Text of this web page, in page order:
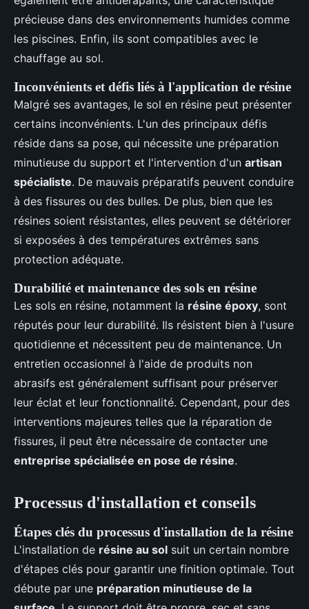
précieuse dans des environnements humides comme
les piscines. Enfin, ils sont compatibles avec le
chauffage au sol.
Inconvénients et défis liés à l'application de résine
Malgré ses avantages, le sol en résine peut présenter
certains inconvénients. L'un des principaux défis
réside dans sa pose, qui nécessite une préparation
minutieuse du support et l'intervention d'un artisan
spécialiste. De mauvais préparatifs peuvent conduire
à des fissures ou des bulles. De plus, bien que les
résines soient résistantes, elles peuvent se détériorer
si exposées à des températures extrêmes sans
protection adéquate.
Durabilité et maintenance des sols en résine
Les sols en résine, notamment la résine époxy, sont
réputés pour leur durabilité. Ils résistent bien à l'usure
quotidienne et nécessitent peu de maintenance. Un
entretien occasionnel à l'aide de produits non
abrasifs est généralement suffisant pour préserver
leur éclat et leur fonctionnalité. Cependant, pour des
interventions majeures telles que la réparation de
fissures, il peut être nécessaire de contacter une
entreprise spécialisée en pose de résine.
Processus d'installation et conseils
Étapes clés du processus d'installation de la résine
L'installation de résine au sol suit un certain nombre
d'étapes clés pour garantir une finition optimale. Tout
débute par une préparation minutieuse de la